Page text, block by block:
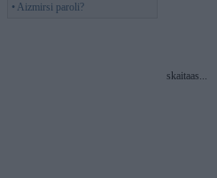
• Aizmirsi paroli?
skaitaas...